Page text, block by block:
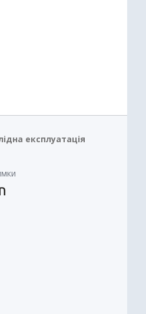
експлуатація